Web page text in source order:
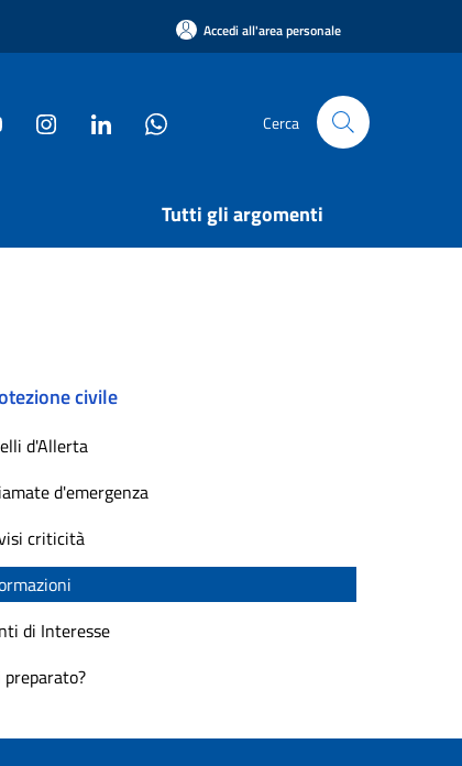
Accedi all'area personale
Cerca
Tutti gli argomenti
civile
d'Allerta
d'emergenza
criticità
di Interesse
preparato?